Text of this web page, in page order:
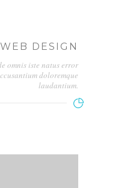
WEB DESIGN
omnis iste natus error
doloremque
laudantium.